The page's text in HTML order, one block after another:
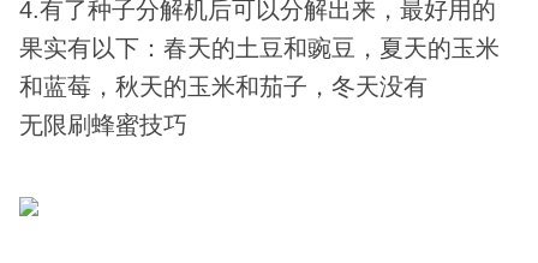
4.有了种子分解机后可以分解出来，最好用的
果实有以下：春天的土豆和豌豆，夏天的玉米
和蓝莓，秋天的玉米和茄子，冬天没有
无限刷蜂蜜技巧